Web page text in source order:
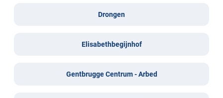
Drongen
Elisabethbegijnhof
Gentbrugge Centrum - Arbed